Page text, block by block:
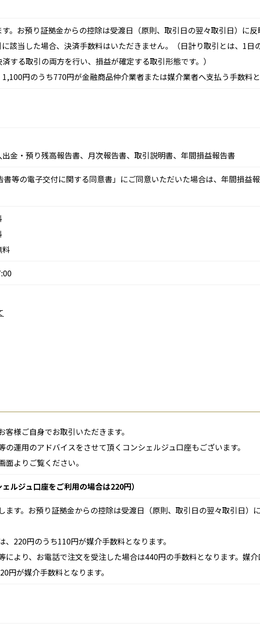
。お預り証拠金からの控除は受渡日（原則、取引日の翌々取引日）に反
該当した場合、決済手数料はいただきません。（日計り取引とは、1日
する取引の両方を行い、損益が確定する取引形態です。）
円のうち770円が金融商品仲介業者または媒介業者へ支払う手数料と
金・預り残高報告書、月次報告書、取引説明書、年間損益報告書
書等の電子交付に関する同意書」にご同意いただいた場合は、年間損益
様ご自身でお取引いただきます。
運用のアドバイスをさせて頂くコンシェルジュ口座もございます。
よりご覧ください。
ルジュ口座をご利用の場合は220円）
ます。お預り証拠金からの控除は受渡日（原則、取引日の翌々取引日）
220円のうち110円が媒介手数料となります。
により、お電話で注文を受注した場合は440円の手数料となります。媒
円が媒介手数料となります。